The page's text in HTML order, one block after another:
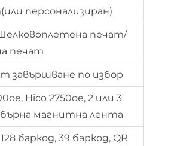
персонализиран)
печат/
печат
завършване по избор
Hico 2750oe, 2 или 3
магнитна лента
баркод, 39 баркод, QR